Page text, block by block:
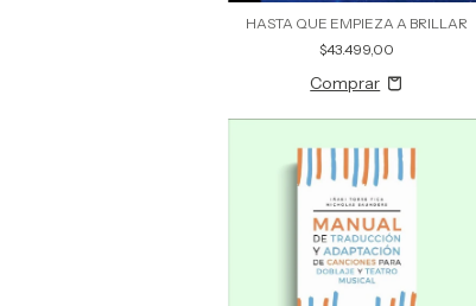
HASTA QUE EMPIEZA A BRILLAR
$43.499,00